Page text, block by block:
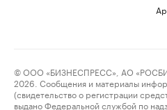
© ООО «БИЗНЕСПРЕСС», АО
2026. Сообщения и материалы
(свидетельство о регистрации
выдано Федеральной службой по